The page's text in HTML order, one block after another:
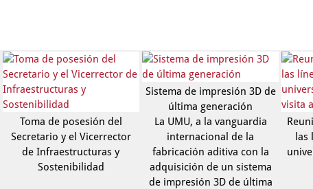
Toma de posesión del
Secretario y el Vicerrector
de Infraestructuras y
Sostenibilidad
Sistema de impresión 3D de
última generación
La UMU, a la vanguardia
internacional de la
fabricación aditiva con la
adquisición de un sistema
de impresión 3D de última